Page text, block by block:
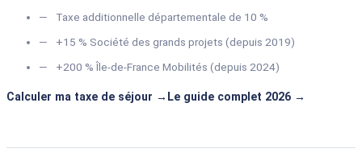
Taxe additionnelle départementale de 10 %
+15 % Société des grands projets (depuis 2019)
+200 % Île-de-France Mobilités (depuis 2024)
Calculer ma taxe de séjour Le guide complet 2026